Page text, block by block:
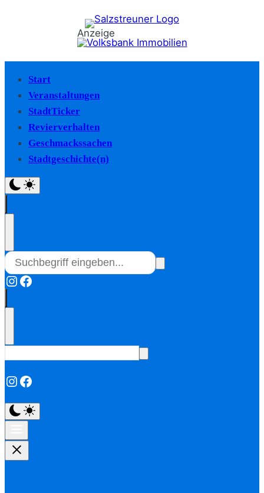
Anzeige
Start
Veranstaltungen
StadtTicker
Revierverhalten
Geschmackssachen
Stadtgeschichte(n)
Instagram
Facebook
Instagram
Facebook